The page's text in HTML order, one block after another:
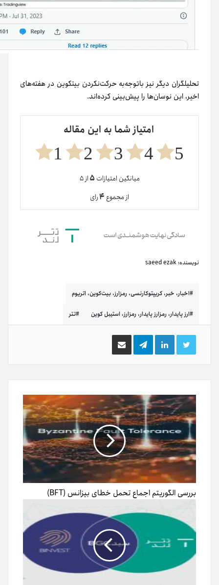
تحلیلگران دیگر نیز باتوجه‌به حرکت‌نکردن بیتکوین در هفته‌های
اخیر، این نوسان‌ها را پیش‌بینی کرده‌اند.
امتیاز شما به این مقاله
5
4
3
2
1
میانگین امتیازات ۵از ۵
از مجموع۴رای
نویسنده: saeed ezak
اخبار، خبر، کریپتوکارنسی، رمزارز، بیت‌کوین، اتریوم
ارز پایدار، رمزارز پایدار، رمزارز، استیبل کوین تتر
توییتر لینکدینتلگرام اشتراک
گذاری
ایمیل
بررسی الگوریتم اجماع تحمل خطای بیزانس (BFT)